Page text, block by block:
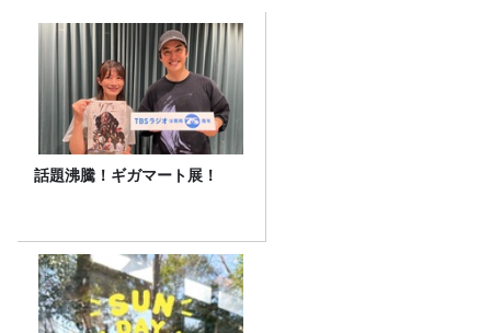
話題沸騰！ギガマート展！